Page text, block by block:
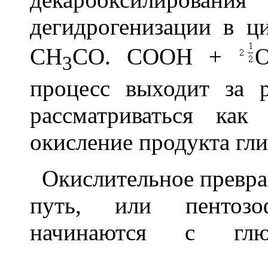
дегидрогенизации в
CH3CO. COOH +
процесс выходит
рассматриваться
окисление продукта
Окислительное
путь, или
начинаются с